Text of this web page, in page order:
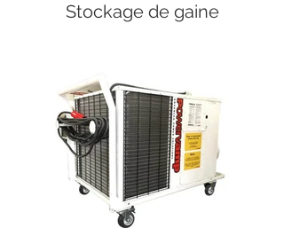
Stockage de gaine